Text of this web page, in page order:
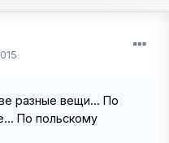
разные вещи... По
По польскому